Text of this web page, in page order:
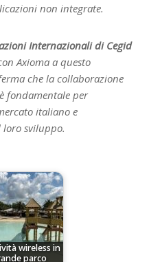
non integrate.
Internazionali di Cegid
Axioma a questo
che la collaborazione
fondamentale per
italiano e
loro sviluppo.
wireless in
parco